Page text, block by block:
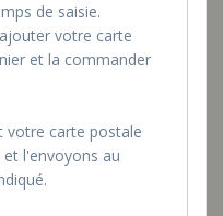
de saisie.
votre carte
et la commander
votre carte postale
l'envoyons au